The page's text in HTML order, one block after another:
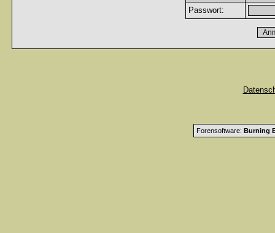
Passwort:
Forensoftware: Burning